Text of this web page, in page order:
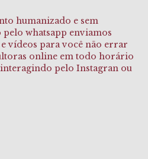
humanizado e sem
whatsapp enviamos
e vídeos para você não errar
online em todo horário
pelo Instagran ou